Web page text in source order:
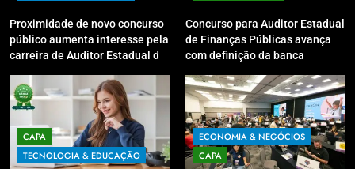
Proximidade de novo concurso
público aumenta interesse pela
carreira de Auditor Estadual de
Youtube irá sanar dúvidas
Concurso para Auditor Estadual
de Finanças Públicas avança
com definição da banca
CAPA
TECNOLOGIA & EDUCAÇÃO
ECONOMIA & NEGÓCIOS
CAPA